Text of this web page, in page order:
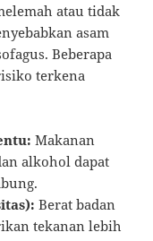
atau tidak
asam
Beberapa
terkena
Makanan
alkohol dapat
Berat badan
tekanan lebih